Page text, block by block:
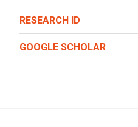
RESEARCH ID
GOOGLE SCHOLAR